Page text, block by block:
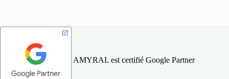
AMYRAL est certifié Google Partner